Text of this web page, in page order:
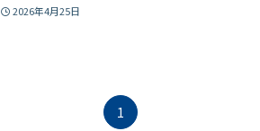
2026年4月25日
1